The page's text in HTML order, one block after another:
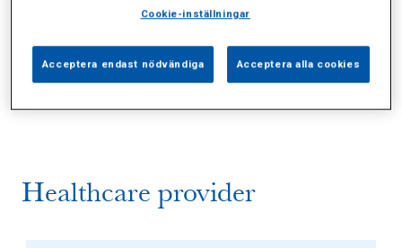
Healthcare provider
Cookie-inställningar
Acceptera endast nödvändiga Acceptera alla cookies